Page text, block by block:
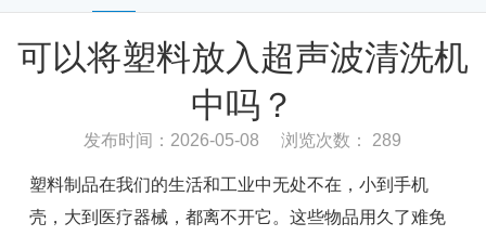
服务与支持
定制服务
关于云奕
可以将塑料放入超声波清洗机
中吗？
发布时间：2026-05-08 浏览次数： 289
塑料制品在我们的生活和工业中无处不在，小到手机
壳，大到医疗器械，都离不开它。这些物品用久了难免